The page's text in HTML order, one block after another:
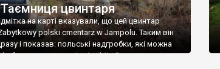
цвинтаря
на карті вказували, що цей цвинтар
polski cmentarz w Jampolu. Таким він
і показав: польські надгробки, які можна
польські епітафії… Загалом цвинтар